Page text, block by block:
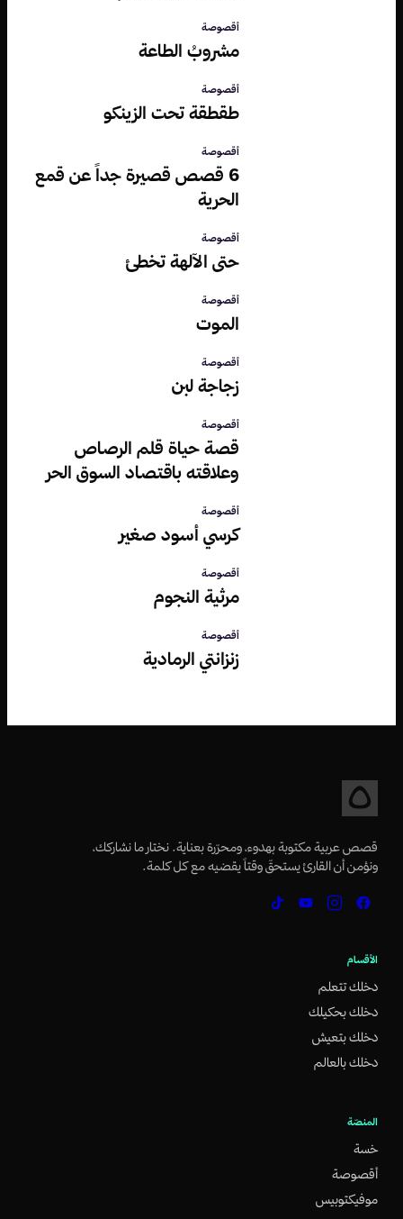
أقصوصة
مشروبُ الطاعة
أقصوصة
طقطقة تحت الزينكو
أقصوصة
6 قصص قصيرة جداً عن قمع
الحرية
أقصوصة
حتى الآلهة تخطئ
أقصوصة
الموت
أقصوصة
زجاجة لبن
أقصوصة
قصة حياة قلم الرصاص
وعلاقته باقتصاد السوق الحر
أقصوصة
كرسي أسود صغير
أقصوصة
مرثية النجوم
أقصوصة
زنزانتي الرمادية
قصص عربية مكتوبة بهدوء، ومحرّرة بعناية. نختار ما نشاركك،
ونؤمن أن القارئ يستحقّ وقتاً يقضيه مع كل كلمة.
الأقسام
دخلك تتعلم
دخلك بحكيلك
دخلك بتعيش
دخلك بالعالم
المنصّة
خسة
أقصوصة
موفيكتوبيس